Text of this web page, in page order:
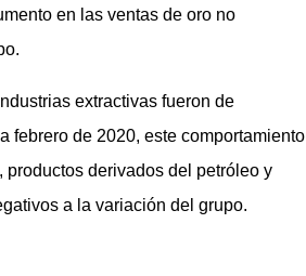
en las ventas de oro no
extractivas fueron de
febrero de 2020, este comportamiento
derivados del petróleo y
a la variación del grupo.